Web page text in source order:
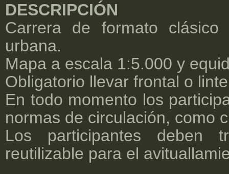
DESCRIPCIÓN
Carrera de formato
urbana.
Mapa a escala 1:5.000 y
Obligatorio llevar frontal o
En todo momento los
normas de circulación, como
Los participantes deben
reutilizable para el